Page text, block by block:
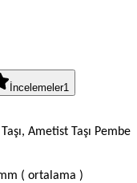
İncelemeler1
Ametist Taşı Pembe
( ortalama )